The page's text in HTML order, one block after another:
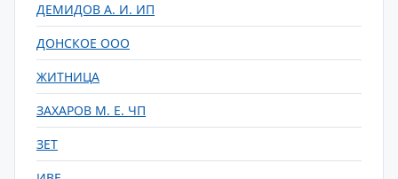
ДЕМИДОВ А. И. ИП
ДОНСКОЕ ООО
ЖИТНИЦА
ЗАХАРОВ М. Е. ЧП
ЗЕТ